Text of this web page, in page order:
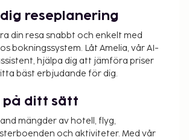
reseplanering
din resa snabbt och enkelt med
bokningssystem. Låt Amelia, vår AI-
hjälpa dig att jämföra priser
bäst erbjudande för dig.
på ditt sätt
mängder av hotell, flyg,
och aktiviteter. Med vår